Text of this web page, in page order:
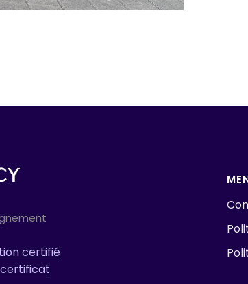
certifié
certificat